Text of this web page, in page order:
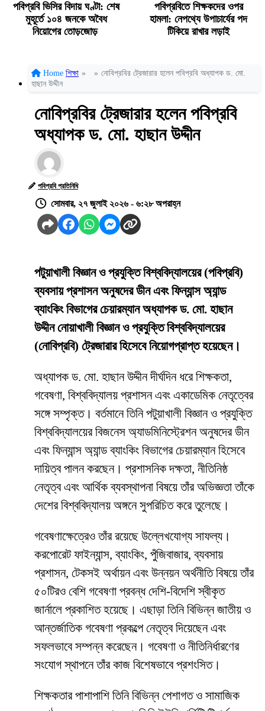
পবিপ্রবি ভিসির বিদায় ঘণ্টা: শেষ
মুহূর্তে ১০৪ জনকে অবৈধ
নিয়োগের তোড়জোড়
পবিপ্রবিতে শিক্ষকদের ওপর
হামলা: নেপথ্যে উপাচার্যের পদ
টিকিয়ে রাখার লড়াই
Home শিক্ষা » » নোবিপ্রবির ট্রেজারার হলেন পবিপ্রবি অধ্যাপক ড. মো.
হাছান উদ্দীন
নোবিপ্রবির ট্রেজারার হলেন পবিপ্রবি
অধ্যাপক ড. মো. হাছান উদ্দীন
পবিপ্রবি প্রতিনিধি
সোমবার, ২৭ জুলাই ২০২৬ - ৬:২৮ অপরাহ্ন
পটুয়াখালী বিজ্ঞান ও প্রযুক্তি বিশ্ববিদ্যালয়ের (পবিপ্রবি)
ব্যবসায় প্রশাসন অনুষদের ডীন এবং ফিন্যান্স অ্যান্ড
ব্যাংকিং বিভাগের চেয়ারম্যান অধ্যাপক ড. মো. হাছান
উদ্দীন নোয়াখালী বিজ্ঞান ও প্রযুক্তি বিশ্ববিদ্যালয়ের
(নোবিপ্রবি) ট্রেজারার হিসেবে নিয়োগপ্রাপ্ত হয়েছেন।
অধ্যাপক ড. মো. হাছান উদ্দীন দীর্ঘদিন ধরে শিক্ষকতা,
গবেষণা, বিশ্ববিদ্যালয় প্রশাসন এবং একাডেমিক নেতৃত্বের
সঙ্গে সম্পৃক্ত। বর্তমানে তিনি পটুয়াখালী বিজ্ঞান ও প্রযুক্তি
বিশ্ববিদ্যালয়ের বিজনেস অ্যাডমিনিস্ট্রেশন অনুষদের ডীন
এবং ফিন্যান্স অ্যান্ড ব্যাংকিং বিভাগের চেয়ারম্যান হিসেবে
দায়িত্ব পালন করছেন। প্রশাসনিক দক্ষতা, নীতিনিষ্ঠ
নেতৃত্ব এবং আর্থিক ব্যবস্থাপনা বিষয়ে তাঁর অভিজ্ঞতা তাঁকে
দেশের বিশ্ববিদ্যালয় অঙ্গনে সুপরিচিত করে তুলেছে।
গবেষণাক্ষেত্রেও তাঁর রয়েছে উল্লেখযোগ্য সাফল্য।
করপোরেট ফাইন্যান্স, ব্যাংকিং, পুঁজিবাজার, ব্যবসায়
প্রশাসন, টেকসই অর্থায়ন এবং উন্নয়ন অর্থনীতি বিষয়ে তাঁর
৫০টিরও বেশি গবেষণা প্রবন্ধ দেশি-বিদেশি স্বীকৃত
জার্নালে প্রকাশিত হয়েছে। এছাড়া তিনি বিভিন্ন জাতীয় ও
আন্তর্জাতিক গবেষণা প্রকল্পে নেতৃত্ব দিয়েছেন এবং
সফলভাবে সম্পন্ন করেছেন। গবেষণা ও নীতিনির্ধারণের
সংযোগ স্থাপনে তাঁর কাজ বিশেষভাবে প্রশংসিত।
শিক্ষকতার পাশাপাশি তিনি বিভিন্ন পেশাগত ও সামাজিক